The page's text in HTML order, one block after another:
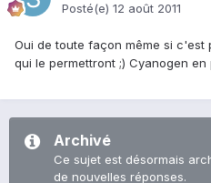
Posté(e) 12 août 2011
Oui de toute façon même si c'est
qui le permettront ;) Cyanogen en
Archivé
Ce sujet est désormais
de nouvelles réponses.